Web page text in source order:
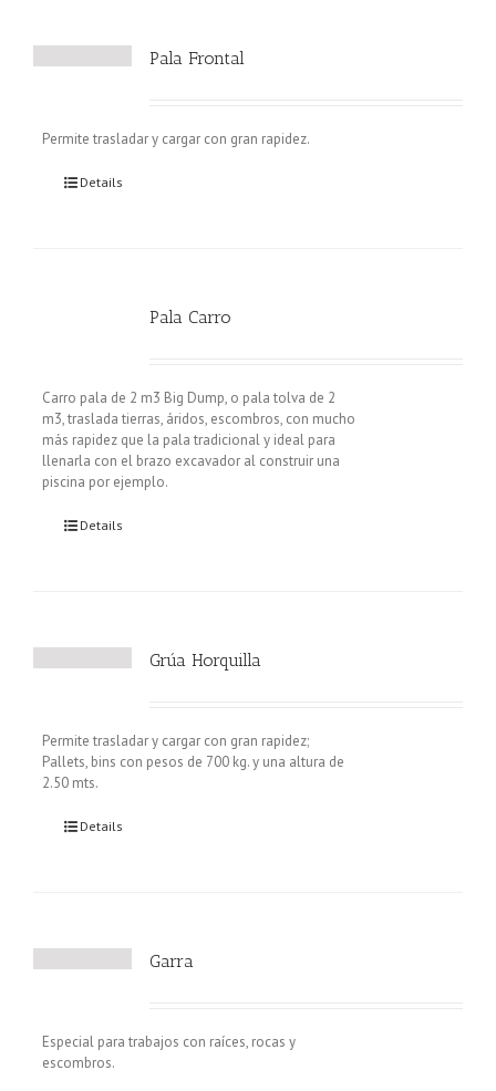
Pala Frontal
Permite trasladar y cargar con gran rapidez.
Details
Pala Carro
Carro pala de 2 m3 Big Dump, o pala tolva de 2
m3, traslada tierras, áridos, escombros, con mucho
más rapidez que la pala tradicional y ideal para
llenarla con el brazo excavador al construir una
piscina por ejemplo.
Details
Grúa Horquilla
Permite trasladar y cargar con gran rapidez;
Pallets, bins con pesos de 700 kg. y una altura de
2.50 mts.
Details
Garra
Especial para trabajos con raíces, rocas y
escombros.